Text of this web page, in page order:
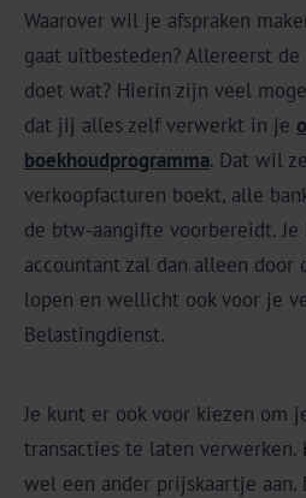
Waarover wil je afspraken
gaat uitbesteden? Allereerst
doet wat? Hierin zijn veel
dat jij alles zelf verwerkt in je
boekhoudprogramma. Dat wil
verkoopfacturen boekt, alle
de btw-aangifte voorbereidt. Je
accountant zal dan alleen door
lopen en wellicht ook voor je
Belastingdienst.
Je kunt er ook voor kiezen om
transacties te laten
wel een ander prijskaartje aan.